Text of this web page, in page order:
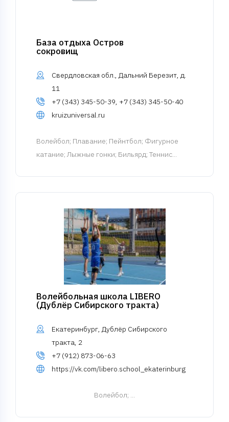
База отдыха Остров
сокровищ
Свердловская обл., Дальний Березит, д.
11
+7 (343) 345-50-39, +7 (343) 345-50-40
kruizuniversal.ru
Волейбол; Плавание; Пейнтбол; Фигурное
катание; Лыжные гонки; Бильярд; Теннис...
Волейбольная школа LIBERO
(Дублёр Сибирского тракта)
Екатеринбург, Дублёр Сибирского
тракта, 2
+7 (912) 873-06-63
https://vk.com/libero.school_ekaterinburg
Волейбол; ...